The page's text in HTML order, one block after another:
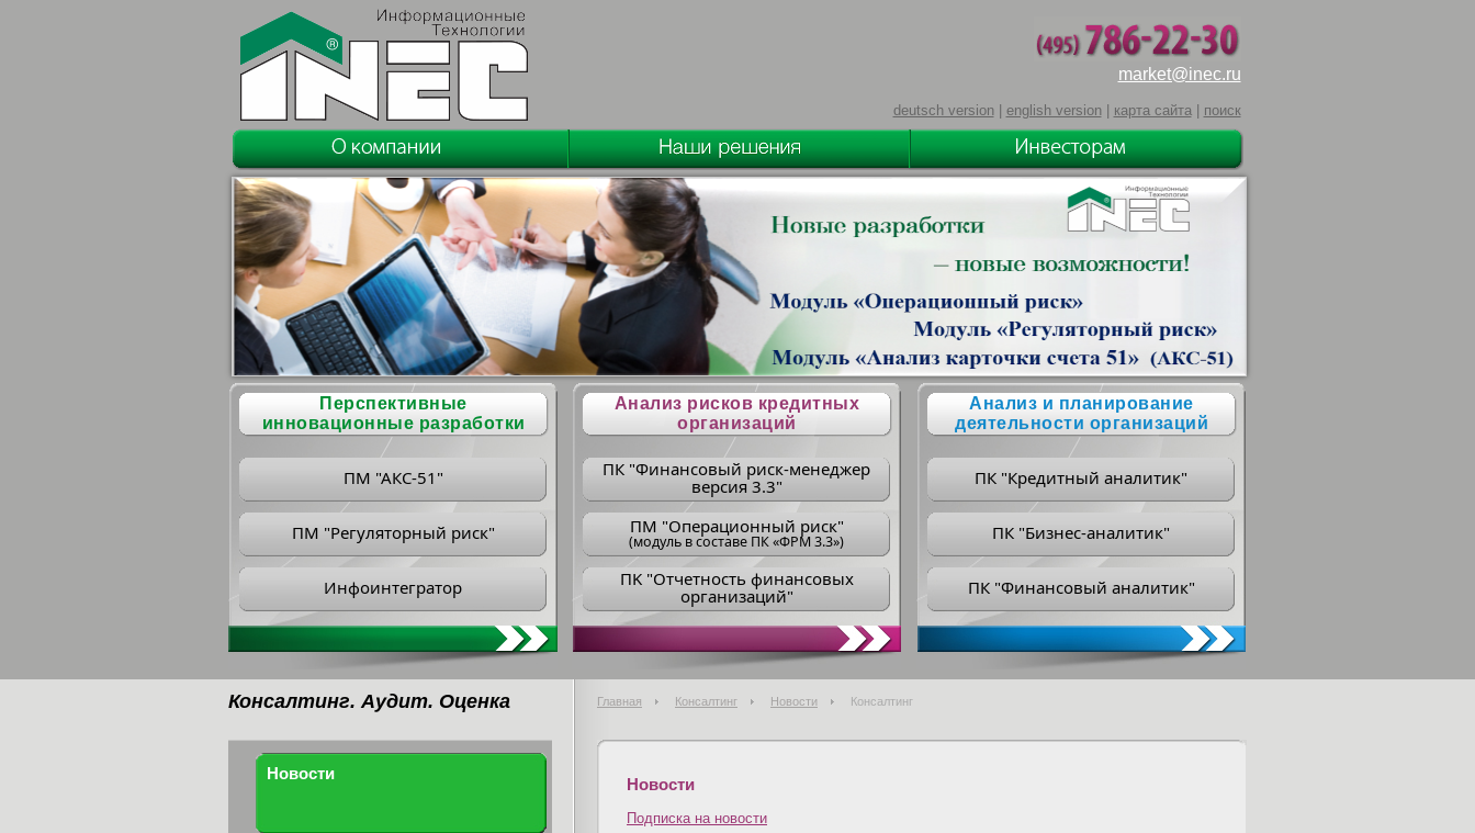
market@inec.ru
deutsch version| english version| карта сайта| поиск
Перспективные
инновационные разработки
ПМ "АКС-51"
ПМ "Регуляторный риск"
Инфоинтегратор
Анализ рисков кредитных
организаций
ПК "Финансовый риск-менеджер
версия 3.3"
ПM "Операционный риск"
(модуль в составе ПК «ФРМ 3.3»)
ПK "Отчетность финансовых
организаций"
Анализ и планирование
деятельности организаций
ПК "Кредитный аналитик"
ПК "Бизнес-аналитик"
ПК "Финансовый аналитик"
Консалтинг. Аудит. Оценка Главная Консалтинг Новости Консалтинг
Новости
Новости
Подписка на новости